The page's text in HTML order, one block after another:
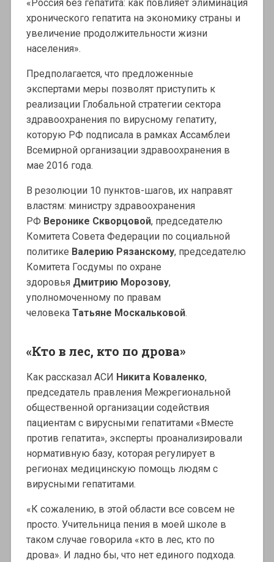
«Россия без гепатита: как повлияет элиминация
хронического гепатита на экономику страны и
увеличение продолжительности жизни
населения».
Предполагается, что предложенные
экспертами меры позволят приступить к
реализации Глобальной стратегии сектора
здравоохранения по вирусному гепатиту,
которую РФ подписала в рамках Ассамблеи
Всемирной организации здравоохранения в
мае 2016 года.
В резолюции 10 пунктов-шагов, их направят
властям: министру здравоохранения
РФ Веронике Скворцовой, председателю
Комитета Совета Федерации по социальной
политике Валерию Рязанскому, председателю
Комитета Госдумы по охране
здоровья Дмитрию Морозову,
уполномоченному по правам
человека Татьяне Москальковой.
«Кто в лес, кто по дрова»
Как рассказал АСИ Никита Коваленко,
председатель правления Межрегиональной
общественной организации содействия
пациентам с вирусными гепатитами «Вместе
против гепатита», эксперты проанализировали
нормативную базу, которая регулирует в
регионах медицинскую помощь людям с
вирусными гепатитами.
«К сожалению, в этой области все совсем не
просто. Учительница пения в моей школе в
таком случае говорила «кто в лес, кто по
дрова». И ладно бы, что нет единого подхода.